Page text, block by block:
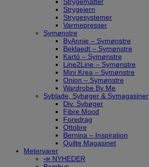
Strygejern
Strygesystemer
Varmepresser
Symønstre
ByAnnie – Symønstre
Beklaedt – Symønstre
Kartó – Symønstre
Line2Line – Symønstre
Mini Krea – Symønstre
Onion – Symønstre
Wardrobe By Me
Syblade, Sybøger & Symagasiner
Div. Sybøger
Fibre Mood
Foredrag
Ottobre
Bernina – Inspiration
Quilte Magasinet
Metervarer
📣 NYHEDER